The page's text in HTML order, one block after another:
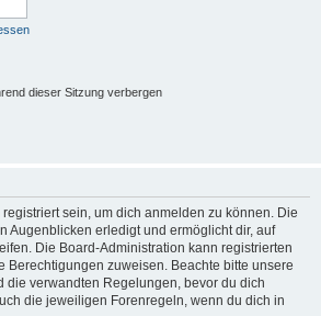
dieser Sitzung verbergen
sein, um dich anmelden zu können. Die
Augenblicken erledigt und ermöglicht dir, auf
Die Board-Administration kann registrierten
Berechtigungen zuweisen. Beachte bitte unsere
die verwandten Regelungen, bevor du dich
die jeweiligen Forenregeln, wenn du dich in